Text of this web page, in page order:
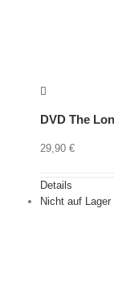
DVD The
29,90 €
Details
Nicht auf Lager